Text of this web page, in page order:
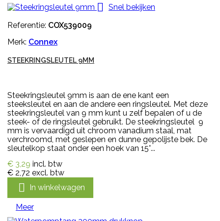

Snel bekijken
Referentie: COX539009
Merk: Connex
STEEKRINGSLEUTEL 9MM
Steekringsleutel 9mm is aan de ene kant een
steeksleutel en aan de andere een ringsleutel. Met deze
steekringsleutel van 9 mm kunt u zelf bepalen of u de
steek- of de ringsleutel gebruikt. De steekringsleutel 9
mm is vervaardigd uit chroom vanadium staal, mat
verchroomd, met geslepen en dunne gepolijste bek. De
sleutelkop staat onder een hoek van 15°...
€ 3,29 incl. btw
€ 2,72 excl. btw
 In winkelwagen
Meer